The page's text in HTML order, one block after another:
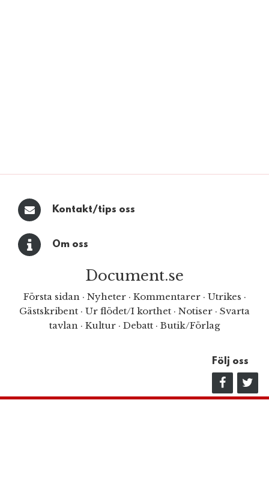
Kontakt/tips oss
Om oss
Document.se
Första sidan· Nyheter· Kommentarer· Utrikes ·
Gästskribent · Ur flödet/I korthet · Notiser · Svarta
tavlan · Kultur · Debatt · Butik/Förlag
Följ oss